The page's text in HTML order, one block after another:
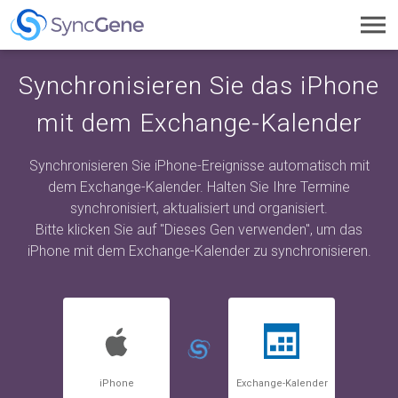
Synchronisieren Sie das iPhone
mit dem Exchange-Kalender
Synchronisieren Sie iPhone-Ereignisse automatisch mit
dem Exchange-Kalender. Halten Sie Ihre Termine
synchronisiert, aktualisiert und organisiert.
Bitte klicken Sie auf "Dieses Gen verwenden", um das
iPhone mit dem Exchange-Kalender zu synchronisieren.
iPhone Exchange-Kalender